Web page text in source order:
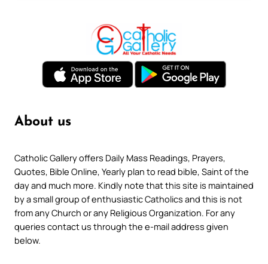
About us
Catholic Gallery offers Daily Mass Readings, Prayers,
Quotes, Bible Online, Yearly plan to read bible, Saint of the
day and much more. Kindly note that this site is maintained
by a small group of enthusiastic Catholics and this is not
from any Church or any Religious Organization. For any
queries contact us through the e-mail address given
below.